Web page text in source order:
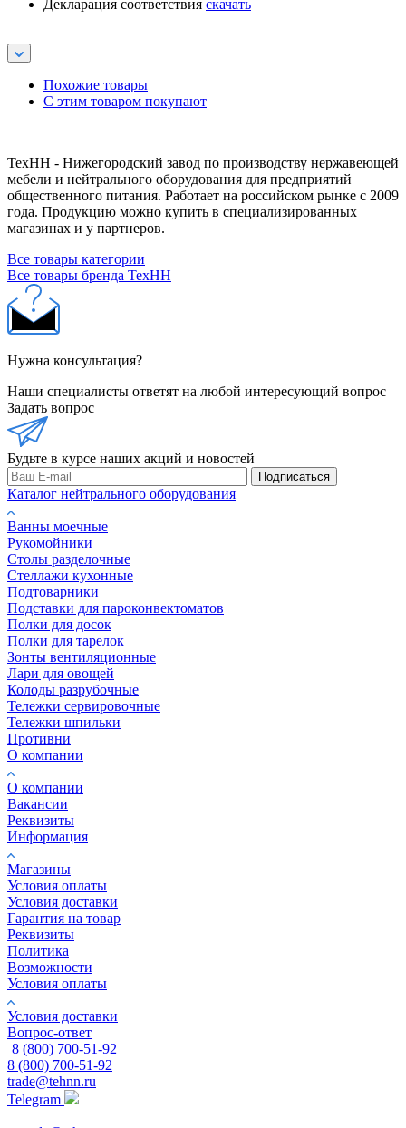
Декларация соответствия скачать
Похожие товары
С этим товаром покупают
ТехНН - Нижегородский завод по производству нержавеющей
мебели и нейтрального оборудования для предприятий
общественного питания. Работает на российском рынке с 2009
года. Продукцию можно купить в специализированных
магазинах и у партнеров.
Все товары категории
Все товары бренда ТехНН
Нужна консультация?
Наши специалисты ответят на любой интересующий вопрос
Задать вопрос
Будьте в курсе наших акций и новостей
Подписаться
Каталог нейтрального оборудования
Ванны моечные
Рукомойники
Столы разделочные
Стеллажи кухонные
Подтоварники
Подставки для пароконвектоматов
Полки для досок
Полки для тарелок
Зонты вентиляционные
Лари для овощей
Колоды разрубочные
Тележки сервировочные
Тележки шпильки
Противни
О компании
О компании
Вакансии
Реквизиты
Информация
Магазины
Условия оплаты
Условия доставки
Гарантия на товар
Реквизиты
Политика
Возможности
Условия оплаты
Условия доставки
Вопрос-ответ
8 (800) 700-51-92
8 (800) 700-51-92
trade@tehnn.ru
Telegram